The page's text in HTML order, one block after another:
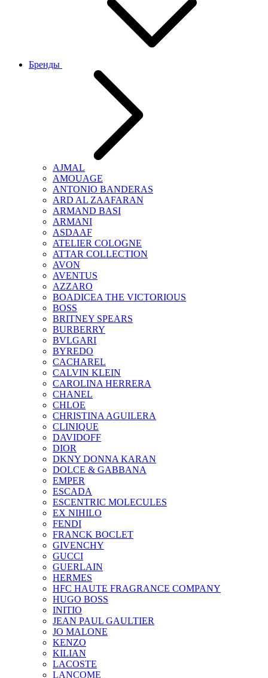
Бренды
AJMAL
AMOUAGE
ANTONIO BANDERAS
ARD AL ZAAFARAN
ARMAND BASI
ARMANI
ASDAAF
ATELIER COLOGNE
ATTAR COLLECTION
AVON
AVENTUS
AZZARO
BOADICEA THE VICTORIOUS
BOSS
BRITNEY SPEARS
BURBERRY
BVLGARI
BYREDO
CACHAREL
CALVIN KLEIN
CAROLINA HERRERA
CHANEL
CHLOE
CHRISTINA AGUILERA
CLINIQUE
DAVIDOFF
DIOR
DKNY DONNA KARAN
DOLCE & GABBANA
EMPER
ESCADA
ESCENTRIC MOLECULES
EX NIHILO
FENDI
FRANCK BOCLET
GIVENCHY
GUCCI
GUERLAIN
HERMES
HFC HAUTE FRAGRANCE COMPANY
HUGO BOSS
INITIO
JEAN PAUL GAULTIER
JO MALONE
KENZO
KILIAN
LACOSTE
LANCOME